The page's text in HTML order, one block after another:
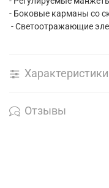
- Боковые карманы со
- Светоотражающие
Характеристики
Отзывы